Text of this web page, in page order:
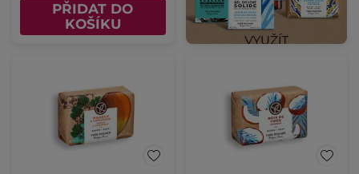
PŘIDAT DO
KOŠÍKU